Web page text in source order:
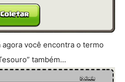
agora você encontra o termo
também…